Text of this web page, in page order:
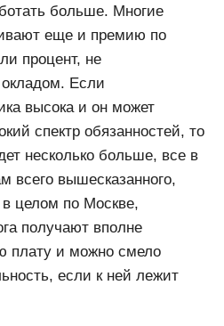
больше. Многие
еще и премию по
процент, не
окладом. Если
высока и он может
спектр обязанностей, то
несколько больше, все в
всего вышесказанного,
целом по Москве,
получают вполне
плату и можно смело
если к ней лежит